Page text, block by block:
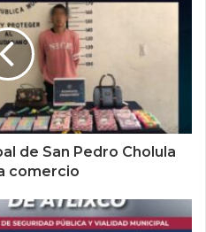
de San Pedro Cholula
comercio